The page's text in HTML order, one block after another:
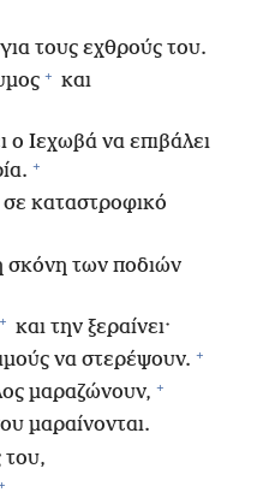
τους εχθρούς του.
+ και
ο Ιεχωβά να επιβάλει
+
καταστροφικό
σκόνη των ποδιών
+ και την ξεραίνει·
να στερέψουν. +
μαραζώνουν, +
μαραίνονται.
του,